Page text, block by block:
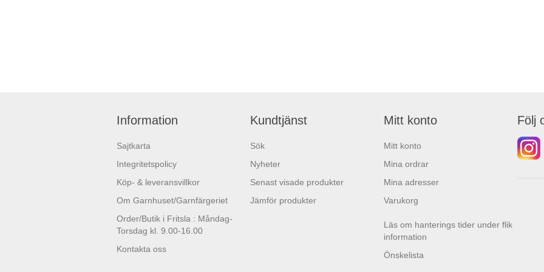
Information
Sajtkarta
Integritetspolicy
Köp- & leveransvillkor
Om Garnhuset/Garnfärgeriet
Order/Butik i Fritsla : Måndag-
Torsdag kl. 9.00-16.00
Kontakta oss
Kundtjänst
Sök
Nyheter
Senast visade produkter
Jämför produkter
Mitt konto
Mitt konto
Mina ordrar
Mina adresser
Varukorg
Läs om hanterings tider under flik
information
Önskelista
Följ